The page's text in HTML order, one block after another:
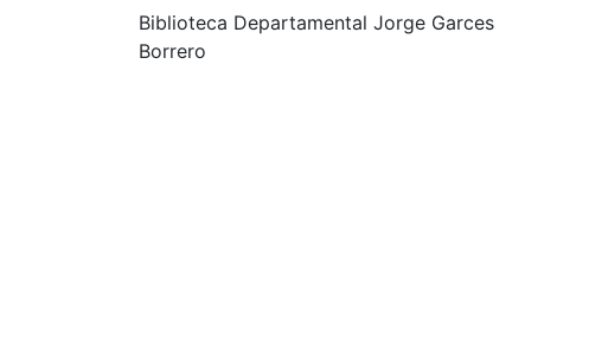
Biblioteca Departamental Jorge Garces
Borrero